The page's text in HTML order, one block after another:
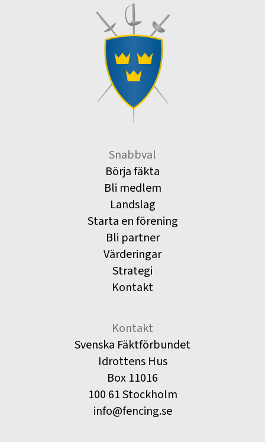
Snabbval
Börja fäkta
Bli medlem
Landslag
Starta en förening
Bli partner
Värderingar
Strategi
Kontakt
Kontakt
Svenska Fäktförbundet
Idrottens Hus
Box 11016
100 61 Stockholm
info@fencing.se